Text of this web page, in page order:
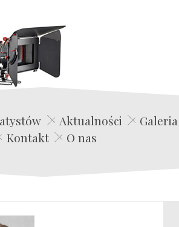
Edwin Film Agencja Aktorska
Aktualności
Galeria
Kontakt
O nas